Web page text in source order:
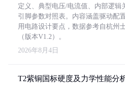
定义、典型电压/电流值、内部逻辑
引脚参数对照表。内容涵盖驱动配
用电路设计要点，数据参考自杭州
（版本V1.2）。
2026年8月4日
T2紫铜国标硬度及力学性能分